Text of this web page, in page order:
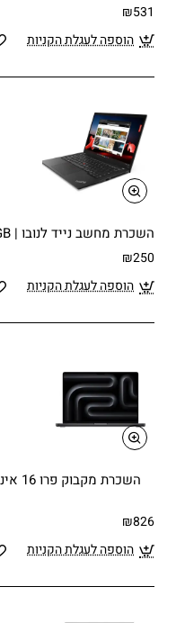
₪531
הוספה לעגלת הקניות
השכרת מחשב נייד לנובו | Lenovo T14s i7 16GB
₪250
הוספה לעגלת הקניות
₪826
הוספה לעגלת הקניות